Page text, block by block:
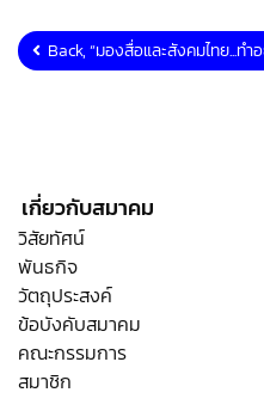
Back, “มองสื่อและสังคมไทย...ทำ
เกี่ยวกับสมาคม
วิสัยทัศน์
พันธกิจ
วัตถุประสงค์
ข้อบังคับสมาคม
คณะกรรมการ
สมาชิก